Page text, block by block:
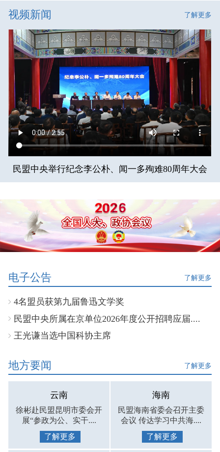
视频新闻 了解更多
民盟中央举行纪念李公朴、闻一多殉难80周年大会
电子公告 了解更多
4名盟员获第九届鲁迅文学奖
民盟中央所属在京单位2026年度公开招聘应届....
王光谦当选中国科协主席
地方要闻 了解更多
云南
徐彬赴民盟昆明市委会开
展“参政为公、实干....
了解更多
海南
民盟海南省委会召开主委
会议 传达学习中共海....
了解更多